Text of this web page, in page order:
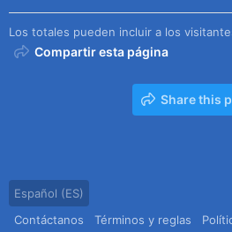
Los totales pueden incluir a los
Compartir esta página
Share this
Español (ES)
Contáctanos
Términos y reglas